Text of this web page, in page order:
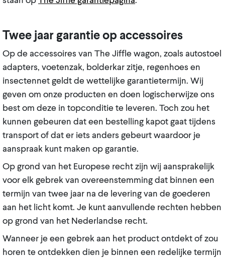
Twee jaar garantie op accessoires
Op de accessoires van The Jiffle wagon, zoals autostoel
adapters, voetenzak, bolderkar zitje, regenhoes en
insectennet geldt de wettelijke garantietermijn. Wij
geven om onze producten en doen logischerwijze ons
best om deze in topconditie te leveren. Toch zou het
kunnen gebeuren dat een bestelling kapot gaat tijdens
transport of dat er iets anders gebeurt waardoor je
aanspraak kunt maken op garantie.
Op grond van het Europese recht zijn wij aansprakelijk
voor elk gebrek van overeenstemming dat binnen een
termijn van twee jaar na de levering van de goederen
aan het licht komt. Je kunt aanvullende rechten hebben
op grond van het Nederlandse recht.
Wanneer je een gebrek aan het product ontdekt of zou
horen te ontdekken dien je binnen een redelijke termijn